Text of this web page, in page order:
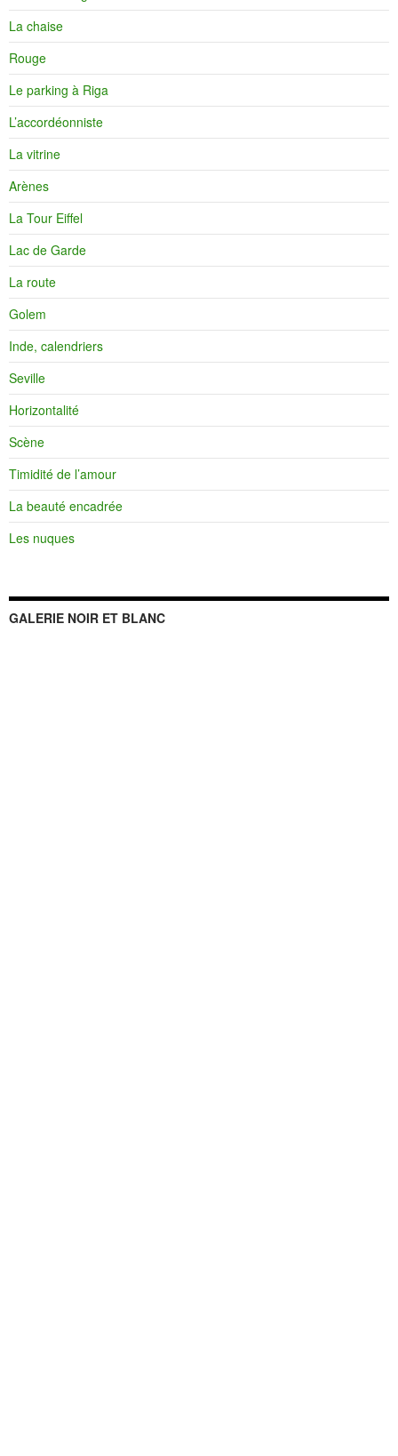
La chaise
Rouge
Le parking à Riga
L’accordéonniste
La vitrine
Arènes
La Tour Eiffel
Lac de Garde
La route
Golem
Inde, calendriers
Seville
Horizontalité
Scène
Timidité de l’amour
La beauté encadrée
Les nuques
GALERIE NOIR ET BLANC